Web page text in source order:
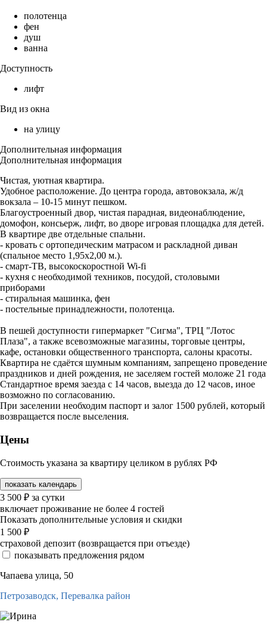
полотенца
фен
душ
ванна
Доступность
лифт
Вид из окна
на улицу
Дополнительная информация
Дополнительная информация
Чистая, уютная квартира.
Удобное расположение. До центра города, автовокзала, ж/д
вокзала – 10-15 минут пешком.
Благоустроенный двор, чистая парадная, видеонаблюдение,
домофон, консьерж, лифт, во дворе игровая площадка для детей.
В квартире две отдельные спальни.
- кровать с ортопедическим матрасом и раскладной диван
(спальное место 1,95х2,00 м.).
- смарт-ТВ, высокоскоростной Wi-fi
- кухня с необходимой техников, посудой, столовыми
приборами
- стиральная машинка, фен
- постельные принадлежности, полотенца.
В пешей доступности гипермаркет "Сигма", ТРЦ "Лотос
Плаза", а также всевозможные магазины, торговые центры,
кафе, остановки общественного транспорта, салоны красоты.
Квартира не сдаётся шумным компаниям, запрещено проведение
праздников и дней рождения, не заселяем гостей моложе 21 года
Стандартное время заезда с 14 часов, выезда до 12 часов, иное
возможно по согласованию.
При заселении необходим паспорт и залог 1500 рублей, который
возвращается после выселения.
Цены
Стоимость указана за квартиру целиком в рублях РФ
показать календарь
3 500 ₽ за сутки
включает проживание не более 4 гостей
Показать дополнительные условия и скидки
1 500 ₽
страховой депозит (возвращается при отъезде)
показывать предложения рядом
Чапаева улица, 50
Петрозаводск, Перевалка район